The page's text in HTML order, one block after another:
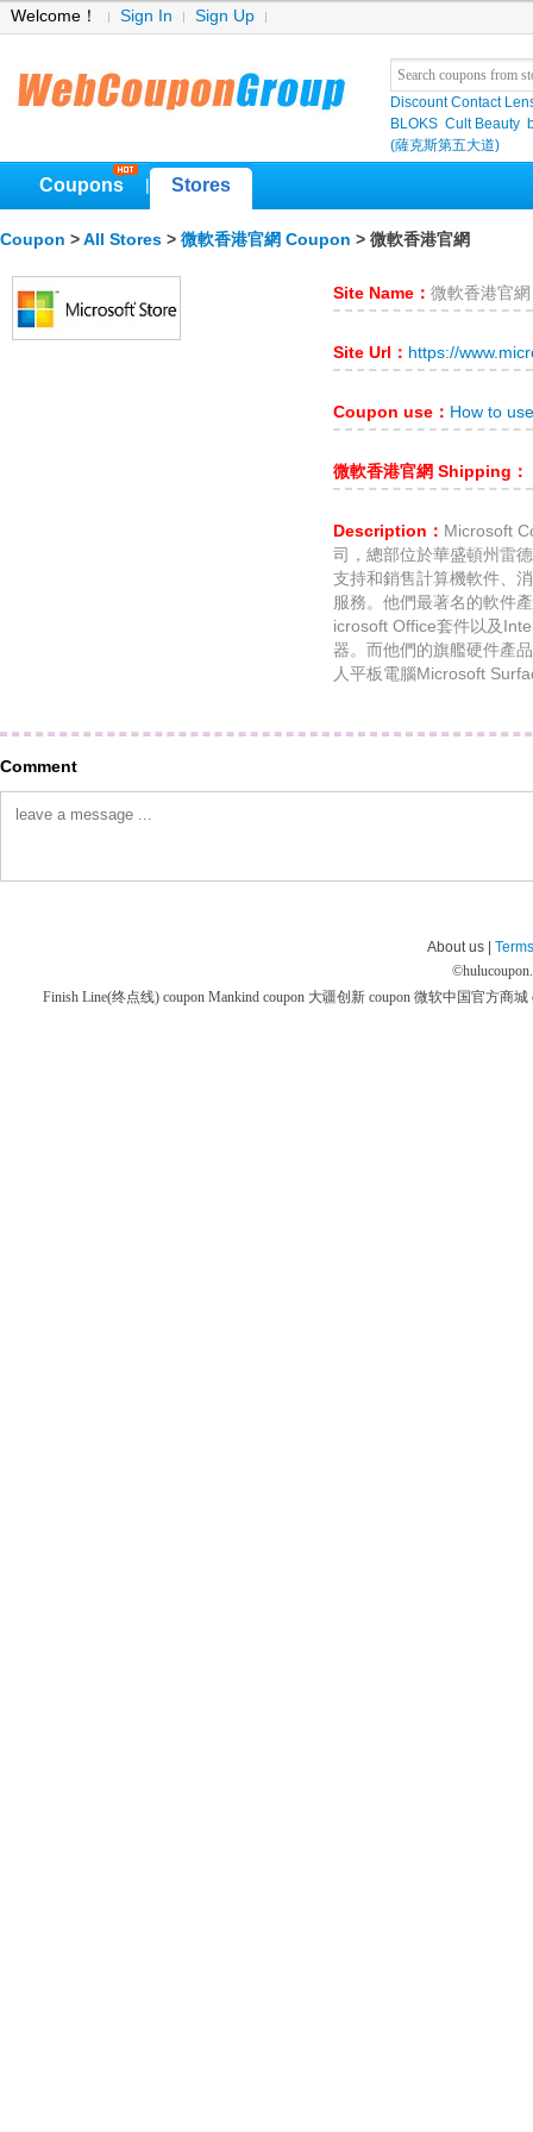
Welcome！ Sign In Sign Up
Discount Contact
BLOKS Cult Beauty
(薩克斯第五大道)
Coupons Stores
Coupon > All Stores > 微軟香港官網 Coupon > 微軟香港官網
Site Name： 微軟香港官網
Site Url： https://
Coupon use： How to
微軟香港官網 Shipping：
Description： Microsoft
司，總部位於華盛頓州雷
支持和銷售計算機軟件、
服務。他們最著名的軟件
icrosoft Office套件以及
器。而他們的旗艦硬件產
人平板電腦Microsoft
Comment
About us |
©
Finish Line(终点线) coupon Mankind coupon 大疆创新 coupon 微软中国官方商城